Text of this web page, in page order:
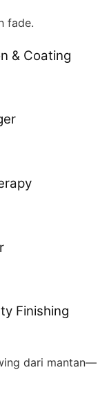
fade.
& Coating
Finishing
dari mantan—